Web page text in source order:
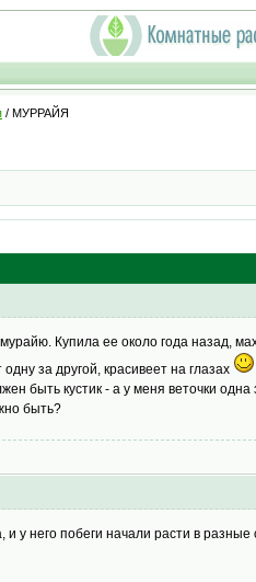
/ МУРРАЙЯ
Купила ее около года назад,
за другой, красивеет на глазах
быть кустик - а у меня веточки
быть?
у него побеги начали расти в разные